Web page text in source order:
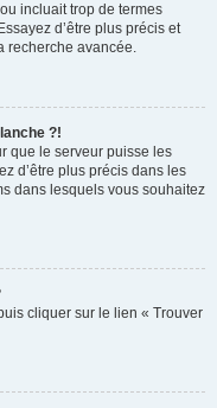
incluait trop de termes
d’être plus précis et
recherche avancée.
?!
que le serveur puisse les
d’être plus précis dans les
dans lesquels vous souhaitez
cliquer sur le lien « Trouver